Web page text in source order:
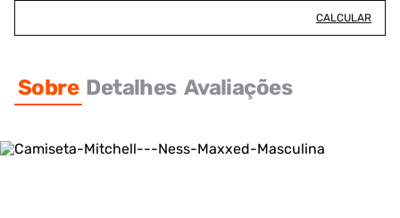
CALCULAR
Sobre Detalhes Avaliações